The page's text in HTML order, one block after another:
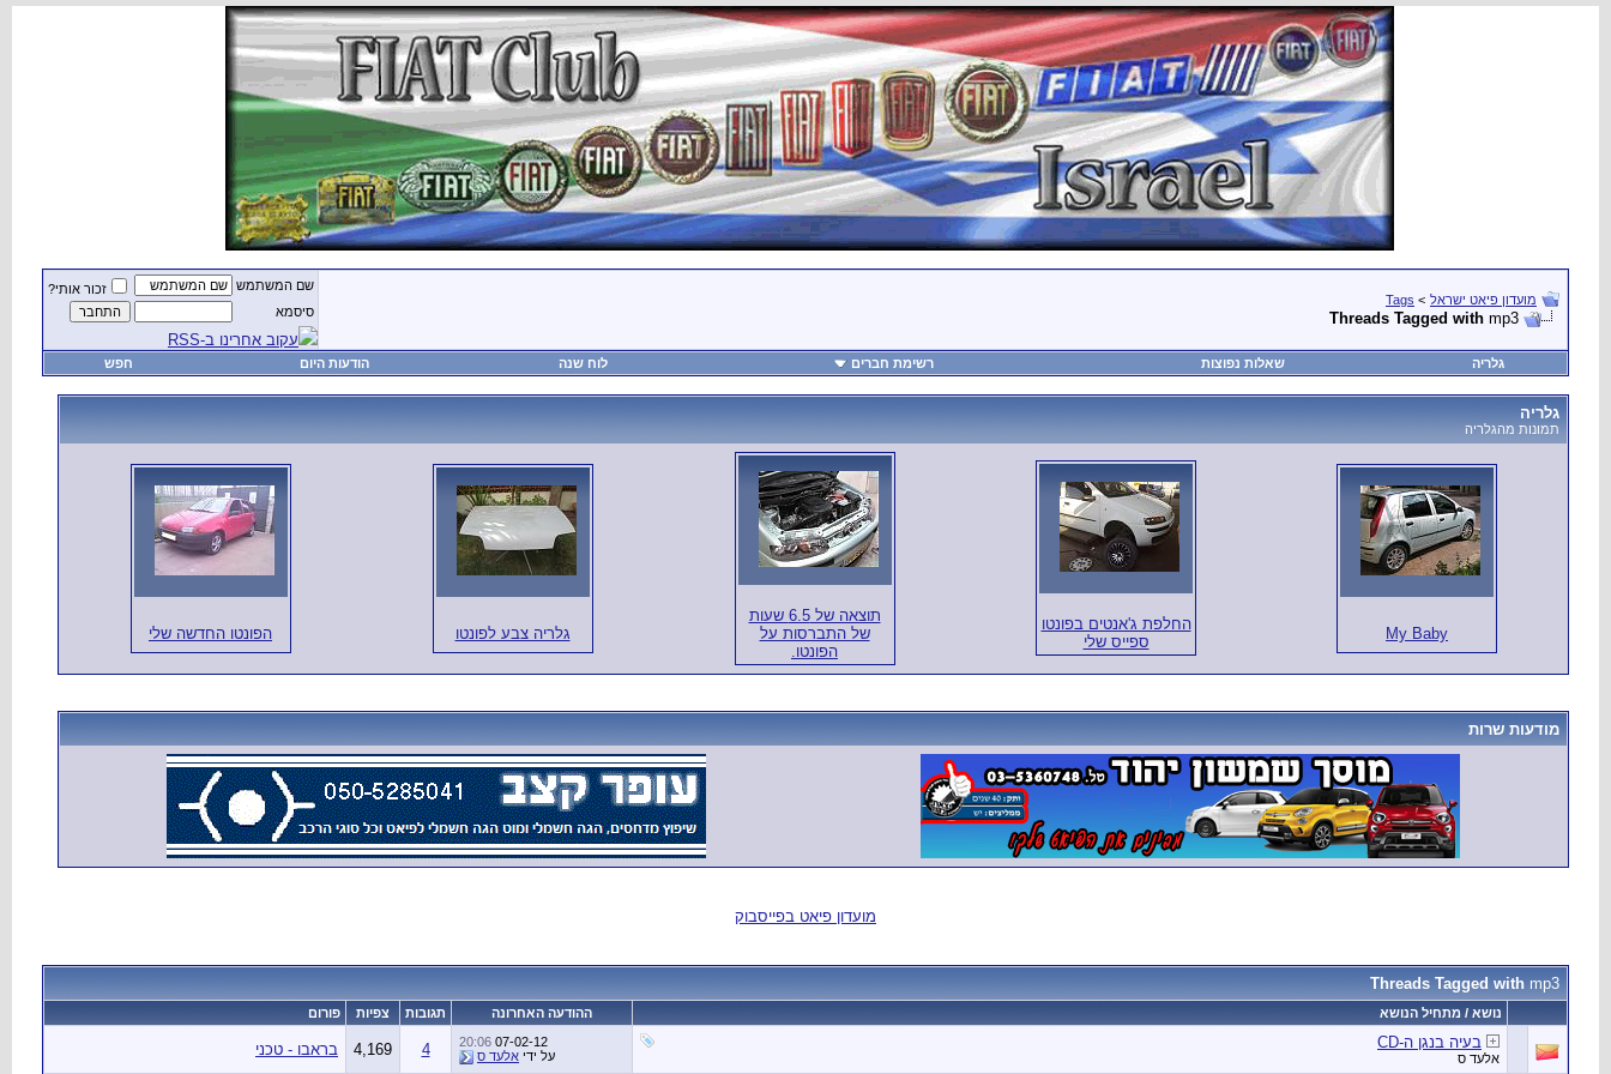
מועדון פיאט ישראל >
Tags
Threads Tagged with mp3
שם המשתמש
זכור אותי?
סיסמא
עקוב אחרינו ב-RSS
גלריה שאלות נפוצות רשימת חברים לוח שנה הודעות היום חפש
גלריה
תמונות מהגלריה
My Baby
החלפת ג'אנטים בפונטו
ספייס שלי
תוצאה של 6.5 שעות
של התברסות על
הפונטו.
גלריה צבע לפונטו הפונטו החדשה שלי
מודעות שרות
מועדון פיאט בפייסבוק
Threads Tagged with mp3
נושא / מתחיל הנושא ההודעה האחרונה תגובות צפיות פורום
בעיה בנגן ה-CD
אלעד ס
07-02-12
20:06
על ידי אלעד ס 4
4,169 בראבו - טכני